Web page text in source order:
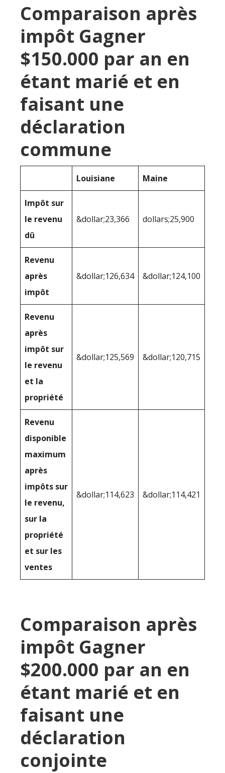
Comparaison après
impôt Gagner
$150.000 par an en
étant marié et en
faisant une
déclaration
commune
Louisiane Maine
Impôt sur
le revenu
dû
&dollar;23,366 dollars;25,900
Revenu
après
impôt
&dollar;126,634 &dollar;124,100
Revenu
après
impôt sur
le revenu
et la
propriété
&dollar;125,569 &dollar;120,715
Revenu
disponible
maximum
après
impôts sur
le revenu,
sur la
propriété
et sur les
ventes
&dollar;114,623 &dollar;114,421
Comparaison après
impôt Gagner
$200.000 par an en
étant marié et en
faisant une
déclaration
conjointe